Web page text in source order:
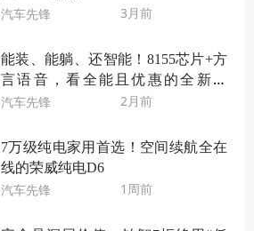
汽车先锋 3月前
能装、能躺、还智能！8155芯片+方
言语音，看全能且优惠的全新荣
放！
汽车先锋 2月前
7万级纯电家用首选！空间续航全在
线的荣威纯电D6
汽车先锋 1周前